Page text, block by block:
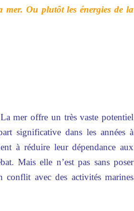
mer. Ou plutôt les énergies de la
mer offre un très vaste potentiel
significative dans les années à
à réduire leur dépendance aux
Mais elle n’est pas sans poser
conflit avec des activités marines